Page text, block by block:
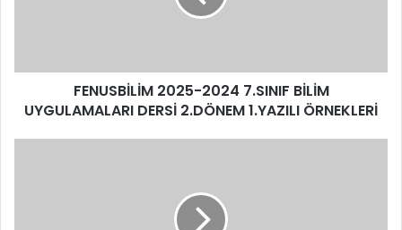
FENUSBİLİM 2025-2024 7.SINIF BİLİM
UYGULAMALARI DERSİ 2.DÖNEM 1.YAZILI ÖRNEKLERİ